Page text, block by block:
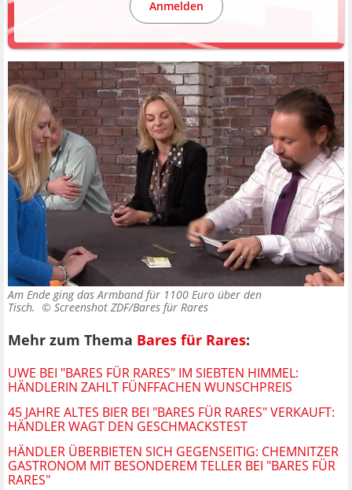
Anmelden
Am Ende ging das Armband für 1100 Euro über den
Tisch. © Screenshot ZDF/Bares für Rares
Mehr zum Thema Bares für Rares:
UWE BEI "BARES FÜR RARES" IM SIEBTEN HIMMEL:
HÄNDLERIN ZAHLT FÜNFFACHEN WUNSCHPREIS
45 JAHRE ALTES BIER BEI "BARES FÜR RARES" VERKAUFT:
HÄNDLER WAGT DEN GESCHMACKSTEST
HÄNDLER ÜBERBIETEN SICH GEGENSEITIG: CHEMNITZER
GASTRONOM MIT BESONDEREM TELLER BEI "BARES FÜR
RARES"